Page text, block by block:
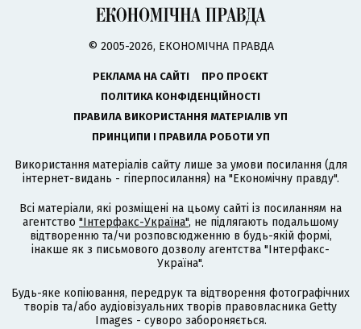
© 2005-2026, ЕКОНОМІЧНА ПРАВДА
РЕКЛАМА НА САЙТІ
ПРО ПРОЄКТ
ПОЛІТИКА КОНФІДЕНЦІЙНОСТІ
ПРАВИЛА ВИКОРИСТАННЯ МАТЕРІАЛІВ УП
ПРИНЦИПИ І ПРАВИЛА РОБОТИ УП
Використання матеріалів сайту лише за умови посилання (для
інтернет-видань - гіперпосилання) на "Економічну правду".
Всі матеріали, які розміщені на цьому сайті із посиланням на
агентство "Інтерфакс-Україна", не підлягають подальшому
відтворенню та/чи розповсюдженню в будь-якій формі,
інакше як з письмового дозволу агентства "Інтерфакс-
Україна".
Будь-яке копіювання, передрук та відтворення фотографічних
творів та/або аудіовізуальних творів правовласника Getty
Images - суворо забороняється.